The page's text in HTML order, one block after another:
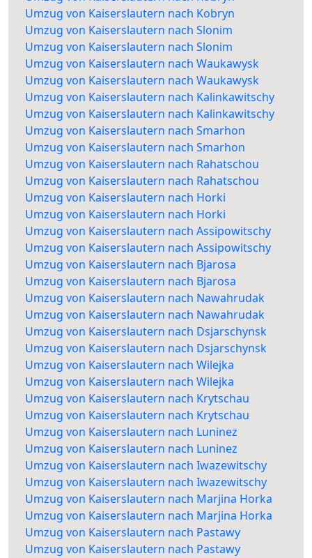
Umzug von Kaiserslautern nach Kobryn
Umzug von Kaiserslautern nach Slonim
Umzug von Kaiserslautern nach Slonim
Umzug von Kaiserslautern nach Waukawysk
Umzug von Kaiserslautern nach Waukawysk
Umzug von Kaiserslautern nach Kalinkawitschy
Umzug von Kaiserslautern nach Kalinkawitschy
Umzug von Kaiserslautern nach Smarhon
Umzug von Kaiserslautern nach Smarhon
Umzug von Kaiserslautern nach Rahatschou
Umzug von Kaiserslautern nach Rahatschou
Umzug von Kaiserslautern nach Horki
Umzug von Kaiserslautern nach Horki
Umzug von Kaiserslautern nach Assipowitschy
Umzug von Kaiserslautern nach Assipowitschy
Umzug von Kaiserslautern nach Bjarosa
Umzug von Kaiserslautern nach Bjarosa
Umzug von Kaiserslautern nach Nawahrudak
Umzug von Kaiserslautern nach Nawahrudak
Umzug von Kaiserslautern nach Dsjarschynsk
Umzug von Kaiserslautern nach Dsjarschynsk
Umzug von Kaiserslautern nach Wilejka
Umzug von Kaiserslautern nach Wilejka
Umzug von Kaiserslautern nach Krytschau
Umzug von Kaiserslautern nach Krytschau
Umzug von Kaiserslautern nach Luninez
Umzug von Kaiserslautern nach Luninez
Umzug von Kaiserslautern nach Iwazewitschy
Umzug von Kaiserslautern nach Iwazewitschy
Umzug von Kaiserslautern nach Marjina Horka
Umzug von Kaiserslautern nach Marjina Horka
Umzug von Kaiserslautern nach Pastawy
Umzug von Kaiserslautern nach Pastawy